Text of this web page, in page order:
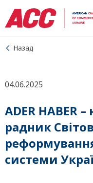
Назад
04.06.2025
ADER HABER
радник
системи